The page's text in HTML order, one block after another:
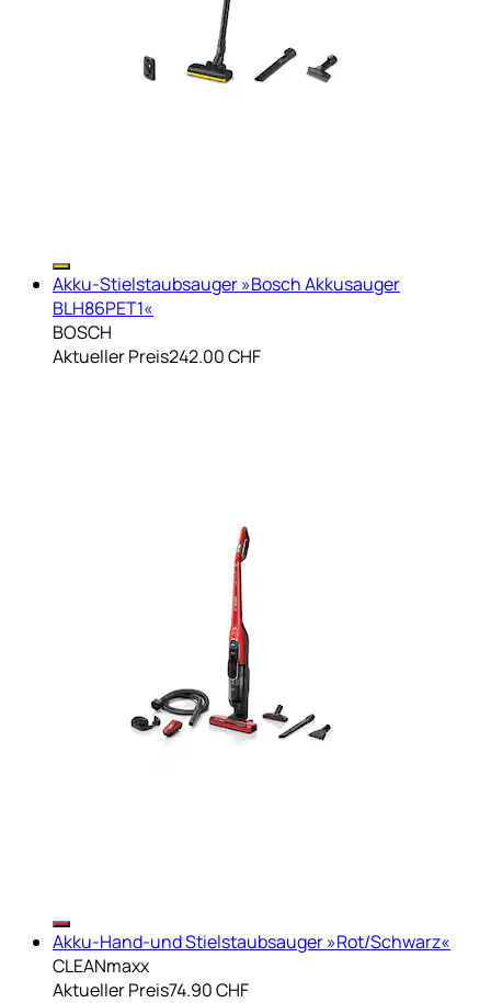
Akku-Stielstaubsauger »Bosch Akkusauger
BLH86PET1«
BOSCH
Aktueller Preis242.00 CHF
Akku-Hand-und Stielstaubsauger »Rot/Schwarz«
CLEANmaxx
Aktueller Preis74.90 CHF